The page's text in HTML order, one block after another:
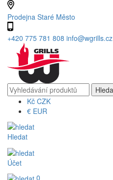
Prodejna Staré Město
+420 775 781 808 info@wgrills.cz
Kč CZK
€ EUR
Hledat
Účet
0